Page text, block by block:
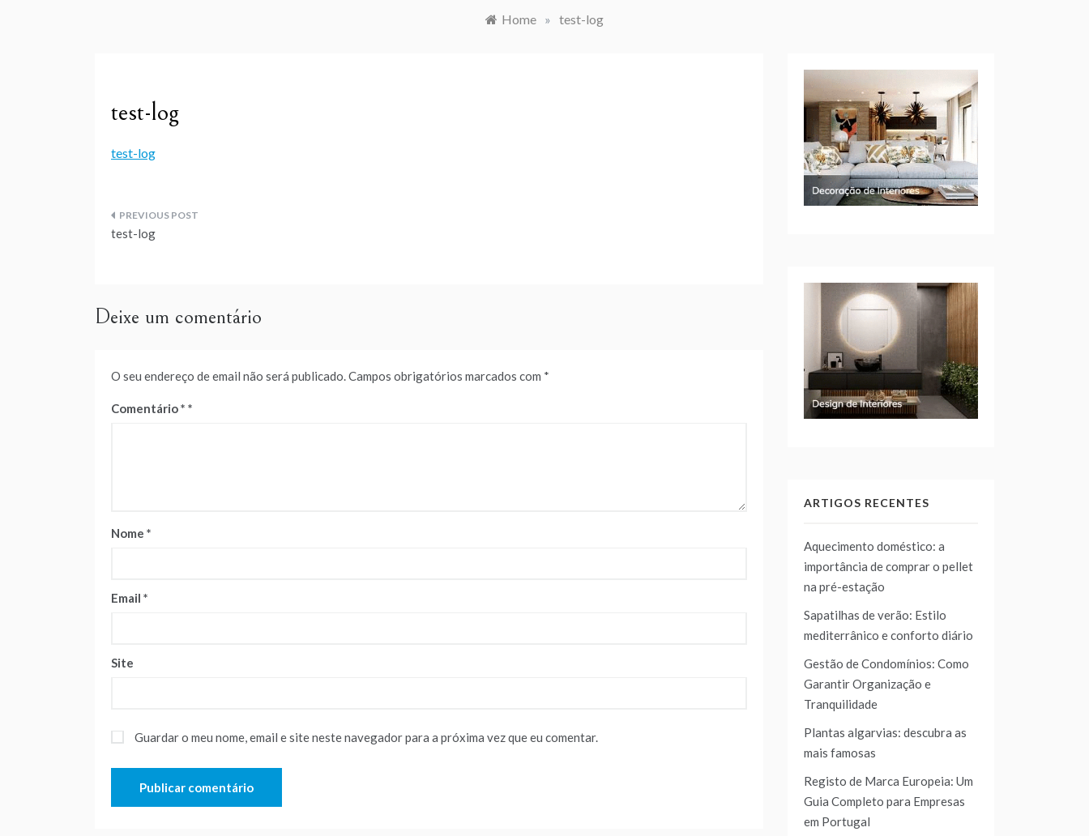
Home » test-log
test-log
test-log
Navegação
test-log
Deixe um comentário
O seu endereço de email não será publicado.Campos obrigatórios marcados com *
Comentário*
Nome *
Email *
Site
Guardar o meu nome, email e site neste navegador para a próxima vez que eu comentar.
ARTIGOS RECENTES
Aquecimento doméstico: a
importância de comprar o pellet
na pré-estação
Sapatilhas de verão: Estilo
mediterrânico e conforto diário
Gestão de Condomínios: Como
Garantir Organização e
Tranquilidade
Plantas algarvias: descubra as
mais famosas
Registo de Marca Europeia: Um
Guia Completo para Empresas
em Portugal